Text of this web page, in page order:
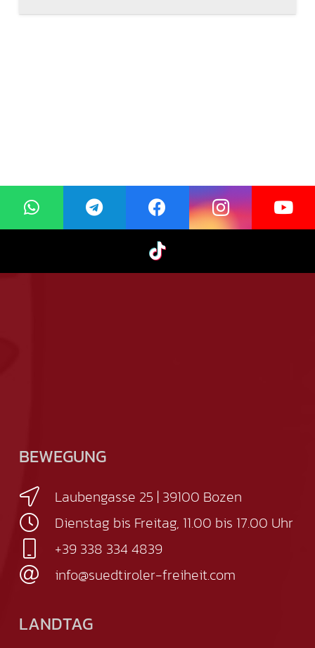
BEWEGUNG
Laubengasse 25 | 39100 Bozen
Dienstag bis Freitag, 11.00 bis 17.00 Uhr
+39 338 334 4839
info@suedtiroler-freiheit.com
LANDTAG